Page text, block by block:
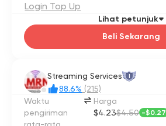
Login Top Up
Beli Sekarang
Lihat petunjuk
Streaming Services I
88.6% (215)
Waktu
pengiriman
Harga
$4.23$4.50 -$0.27